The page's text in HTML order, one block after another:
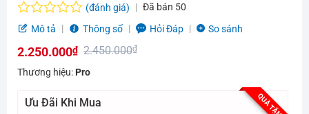
Được
hạng
0.0
5
(đánh giá) Đã bán 50
Mô tả
Thông số Hỏi Đáp So sánh
2.450.000₫
Giá
là:
2.250.000₫
Giá
tại
Thương hiệu: Pro
QUÀ TẶNG
Ưu Đãi Khi Mua